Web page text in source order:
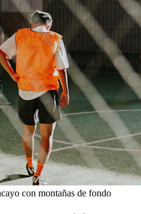
con montañas de fondo